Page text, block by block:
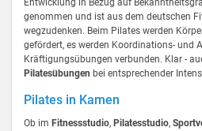
Entwicklung in Bezug auf
genommen und ist aus dem deutschen
wegzudenken. Beim Pilates werden
gefördert, es werden Koordinations- und
Kräftigungsübungen verbunden. Klar -
Pilatesübungen bei entsprechender
Pilates in Kamen
Ob im Fitnessstudio, Pilatesstudio,